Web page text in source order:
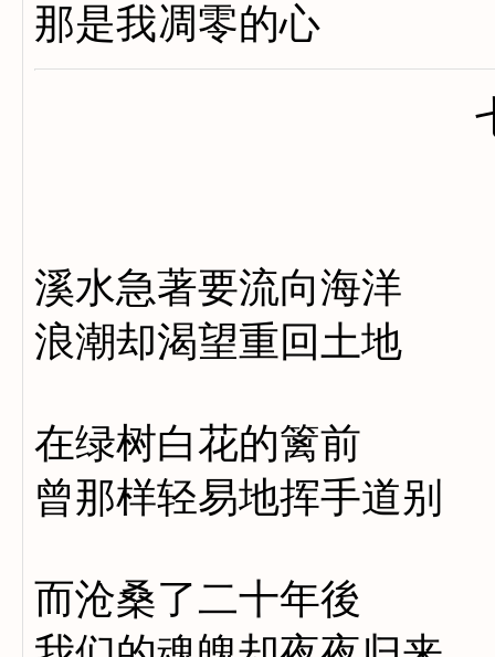
那是我凋零的心
溪水急著要流向海洋
浪潮却渴望重回土地
在绿树白花的篱前
曾那样轻易地挥手道别
而沧桑了二十年後